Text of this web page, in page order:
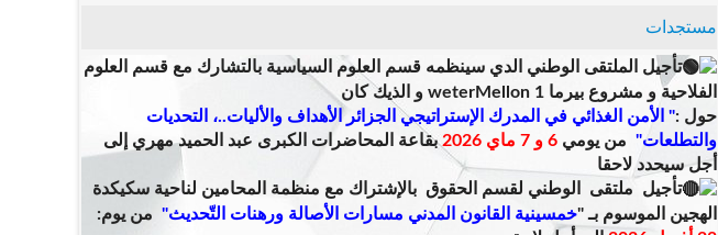
مستجدات
تأجيل الملتقى الوطني الدي سينظمه قسم العلوم السياسية بالتشارك مع قسم العلوم
الفلاحية و مشروع بيرما 1 weterMellon
و الذيك كان
حول :" الأمن الغذائي في المدرك الإستراتيجي الجزائر الأهداف والأليات..، التحديات
والتطلعات" من يومي 6 و 7 ماي 2026 بقاعة المحاضرات الكبرى عبد الحميد مهري إلى
أجل سيحدد لاحقا
تأجيل ملتقى الوطني لقسم الحقوق بالإشتراك مع منظمة المحامين لناحية سكيكدة
الهجين الموسوم بـ "خمسينية القانون المدني مسارات الأصالة ورهنات التّحديث" من يوم: